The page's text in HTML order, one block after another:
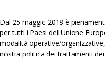
Dal 25 maggio 2018 è
per tutti i Paesi dell'Unione
modalità operative/
nostra politica dei trattamenti